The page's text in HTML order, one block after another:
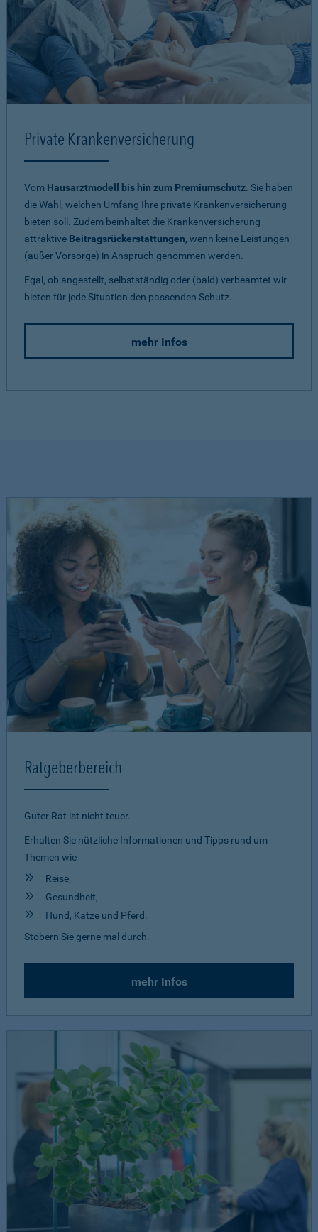
Private Krankenversicherung
Vom Hausarztmodell bis hin zum Premiumschutz. Sie haben
die Wahl, welchen Umfang Ihre private Krankenversicherung
bieten soll. Zudem beinhaltet die Krankenversicherung
attraktive Beitragsrückerstattungen, wenn keine Leistungen
(außer Vorsorge) in Anspruch genommen werden.
Egal, ob angestellt, selbstständig oder (bald) verbeamtet wir
bieten für jede Situation den passenden Schutz.
mehr Infos
Ratgeberbereich
Guter Rat ist nicht teuer.
Erhalten Sie nützliche Informationen und Tipps rund um
Themen wie
Reise,
Gesundheit,
Hund, Katze und Pferd.
Stöbern Sie gerne mal durch.
mehr Infos